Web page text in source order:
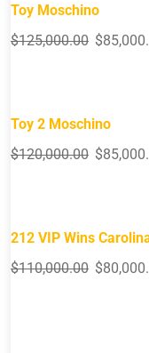
Toy Moschino
$125,000.00 $
Toy 2 Moschino
$120,000.00 $
212 VIP Wins
$110,000.00 $